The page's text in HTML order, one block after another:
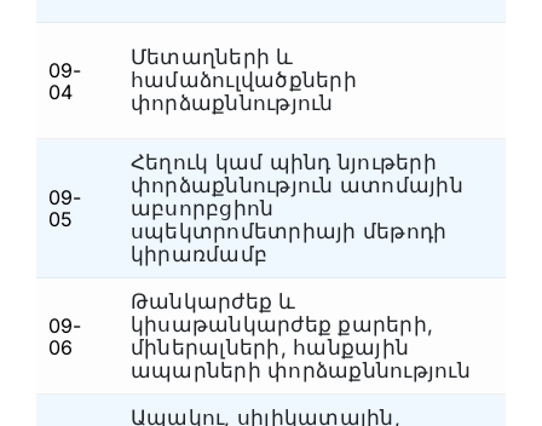
09-
04
Մետաղների և
համաձուլվածքների
փորձաքննություն
09-
05
Հեղուկ կամ պինդ նյութերի
փորձաքննություն ատոմային
աբսորբցիոն
սպեկտրոմետրիայի մեթոդի
կիրառմամբ
09-
06
Թանկարժեք և
կիսաթանկարժեք քարերի,
միներալների, հանքային
ապարների փորձաքննություն
Ապակու, սիլիկատային,